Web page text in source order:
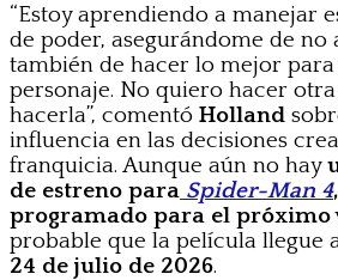
“Estoy aprendiendo a manejar
de poder, asegurándome de no
también de hacer lo mejor
personaje. No quiero hacer
hacerla”, comentó Holland
influencia en las decisiones
franquicia. Aunque aún no hay
de estreno para Spider-Man 4
programado para el próximo
probable que la película llegue
24 de julio de 2026.